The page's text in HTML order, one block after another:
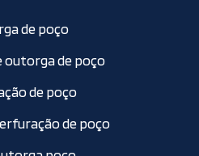
de poço
outorga de poço
de poço
de poço